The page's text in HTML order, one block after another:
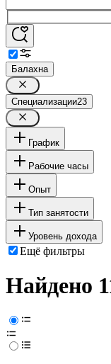
Балахна
Специализации23
График
Рабочие часы
Опыт
Тип занятости
Уровень дохода
Ещё фильтры
Найдено